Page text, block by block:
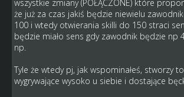
wszystkie zmiany (POŁĄCZONE) które
że już za czas jakiś będzie niewielu
100 i wtedy otwierania skilli do 150 straci
będzie miało sens gdy zawodnik będzie np
np.
Tyle że wtedy pj, jak wspominałeś, stworzy
wygrywające wysoko u siebie i dostające